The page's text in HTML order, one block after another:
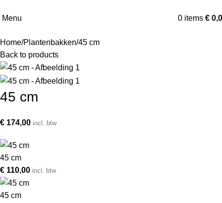
Menu 0 items €
Home Plantenbakken 45 cm
Back to products
45 cm
€ 174,00 incl. btw
45 cm
€ 110,00 incl. btw
45 cm